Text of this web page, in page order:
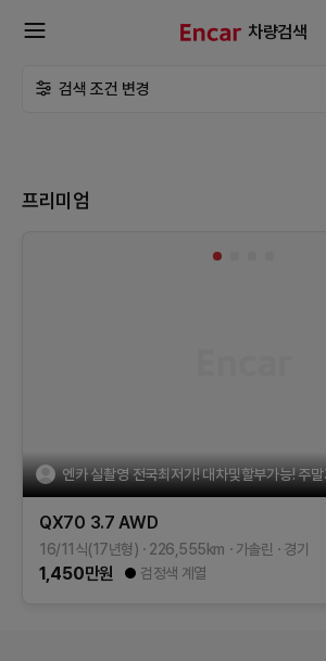
차량검색
검색 조건 변경
프리미엄
엔카 실촬영 전국최저가! 대차및할부가능! 주
QX70 3.7 AWD
16/11식(17년형) 226,555km 가솔린 경기
1,450만원 검정색 계열